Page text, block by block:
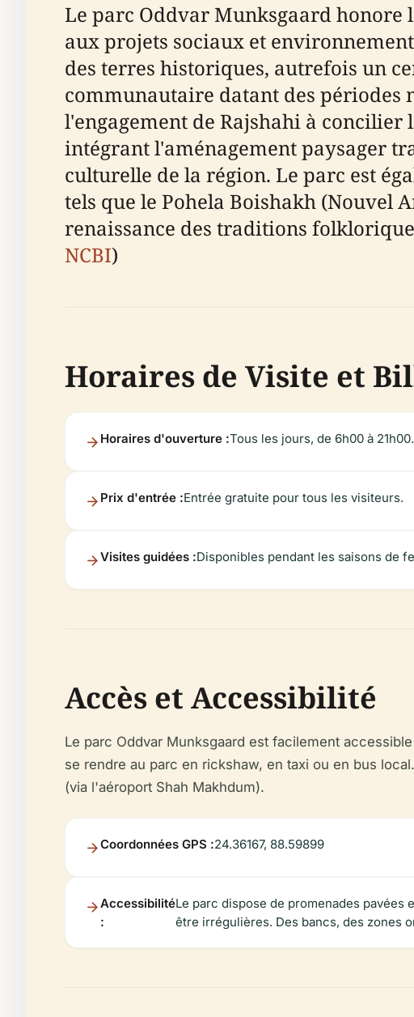
Le parc Oddvar Munksgaard
aux projets sociaux et
des terres historiques, autrefois un
communautaire datant des périodes
l'engagement de Rajshahi à
intégrant l'aménagement paysager
culturelle de la région. Le parc est
tels que le Pohela Boishakh (Nouvel
renaissance des traditions
NCBI)
Horaires de Visite et
Horaires d'ouverture :Tous les jours, de 6h00 à
Prix d'entrée :Entrée gratuite pour tous les visiteurs.
Visites guidées :Disponibles pendant les saisons de
Accès et Accessibilité
Le parc Oddvar Munksgaard est facilement
se rendre au parc en rickshaw, en taxi ou en bus
(via l'aéroport Shah Makhdum).
Coordonnées GPS :24.36167, 88.59899
Accessibilité
:
Le parc dispose de promenades
être irrégulières. Des bancs, des zones